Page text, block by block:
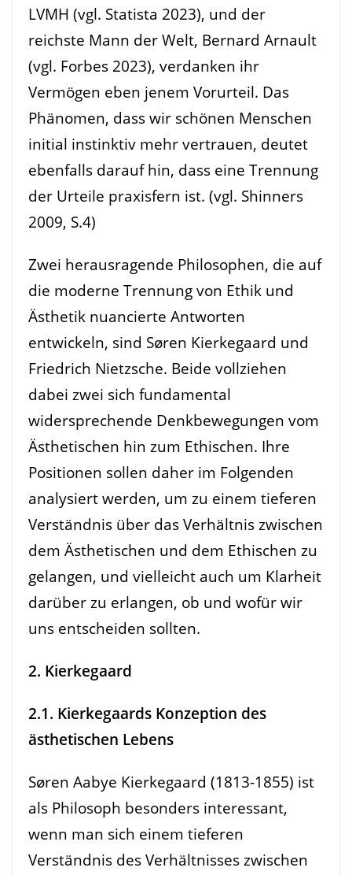
LVMH (vgl. Statista 2023), und der
reichste Mann der Welt, Bernard Arnault
(vgl. Forbes 2023), verdanken ihr
Vermögen eben jenem Vorurteil. Das
Phänomen, dass wir schönen Menschen
initial instinktiv mehr vertrauen, deutet
ebenfalls darauf hin, dass eine Trennung
der Urteile praxisfern ist. (vgl. Shinners
2009, S.4)
Zwei herausragende Philosophen, die auf
die moderne Trennung von Ethik und
Ästhetik nuancierte Antworten
entwickeln, sind Søren Kierkegaard und
Friedrich Nietzsche. Beide vollziehen
dabei zwei sich fundamental
widersprechende Denkbewegungen vom
Ästhetischen hin zum Ethischen. Ihre
Positionen sollen daher im Folgenden
analysiert werden, um zu einem tieferen
Verständnis über das Verhältnis zwischen
dem Ästhetischen und dem Ethischen zu
gelangen, und vielleicht auch um Klarheit
darüber zu erlangen, ob und wofür wir
uns entscheiden sollten.
2. Kierkegaard
2.1. Kierkegaards Konzeption des
ästhetischen Lebens
Søren Aabye Kierkegaard (1813-1855) ist
als Philosoph besonders interessant,
wenn man sich einem tieferen
Verständnis des Verhältnisses zwischen